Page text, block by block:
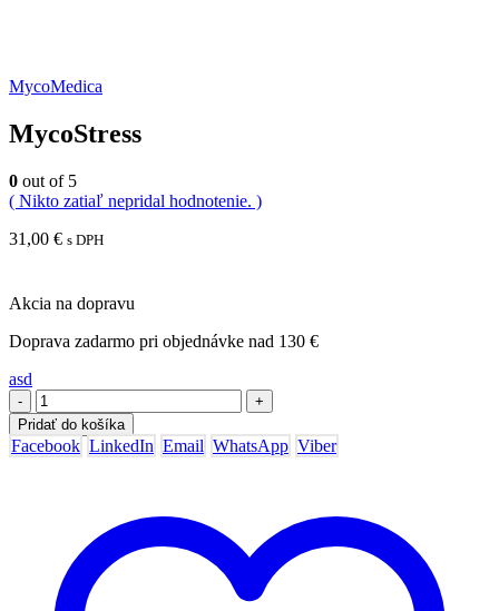
MycoMedica
MycoStress
0 out of 5
( Nikto zatiaľ nepridal hodnotenie. )
31,00 € s DPH
Akcia na dopravu
Doprava zadarmo pri objednávke nad 130 €
asd
-
+
Pridať do košíka
Facebook LinkedIn Email WhatsApp Viber